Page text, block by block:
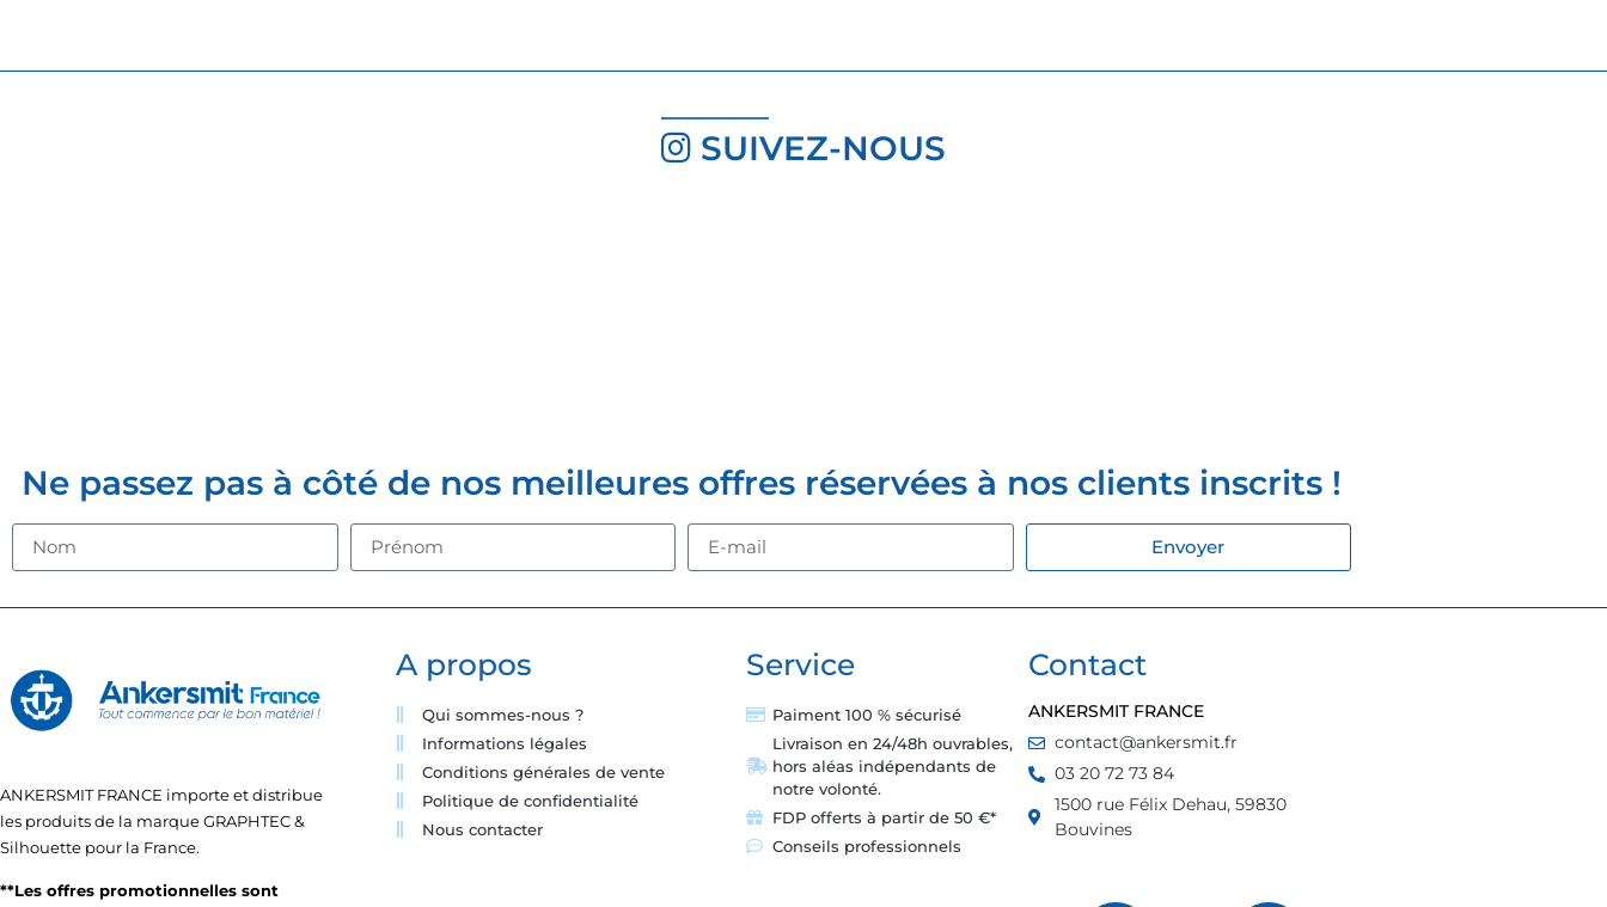
SUIVEZ-NOUS
Ne passez pas à côté de nos meilleures offres réservées à nos clients inscrits !
Envoyer
ANKERSMIT FRANCE importe et distribue
les produits de la marque GRAPHTEC &
Silhouette pour la France.
**Les offres promotionnelles sont
A propos
Qui sommes-nous ?
Informations légales
Conditions générales de vente
Politique de confidentialité
Nous contacter
Service
Paiment 100 % sécurisé
Livraison en 24/48h ouvrables,
hors aléas indépendants de
notre volonté.
FDP offerts à partir de 50 €*
Conseils professionnels
Contact
ANKERSMIT FRANCE
contact@ankersmit.fr
03 20 72 73 84
1500 rue Félix Dehau, 59830
Bouvines